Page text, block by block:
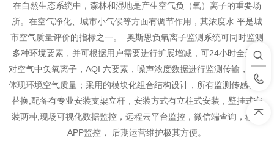
在自然生态系统中，森林和湿地是产生空气负（氧）离子的重要场
所。在空气净化、城市小气候等方面有调节作用，其浓度水 平是城
市空气质量评价的指标之一。 奥斯恩负氧离子监测系统可同时监测
多种环境要素，并可根据用户需要进行扩展增减，可24小时全天候
对空气中负氧离子，AQI 六要素，噪声浓度数据进行监测传输，直观
体现环境空气质量；采用的模块化组合结构设计，所有监测传感器可
替换,配备有专业安装支架立杆，安装方式有立柱式安装，壁挂式安
装两种,现场可视化数据监控，远程云平台监控，微信端查询，移动
APP监控， 后期运营维护极其方便。